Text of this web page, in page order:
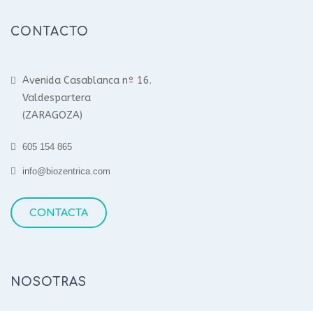
CONTACTO
Avenida Casablanca nº 16.
Valdespartera
(ZARAGOZA)
605 154 865
info@biozentrica.com
CONTACTA
NOSOTRAS